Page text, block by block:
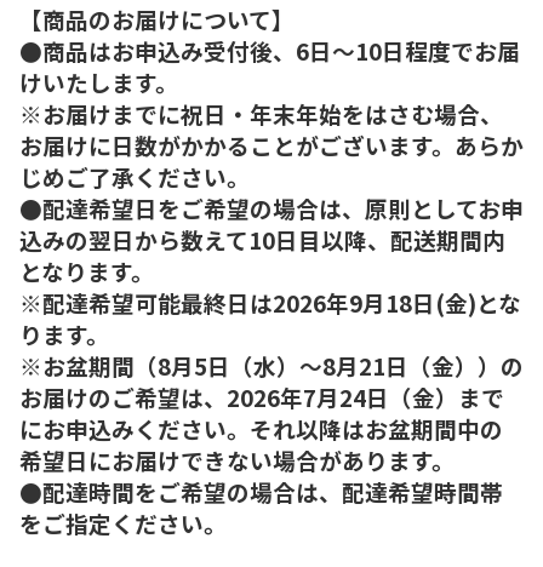
【商品のお届けについて】
●商品はお申込み受付後、6日～10日程度でお届
けいたします。
※お届けまでに祝日・年末年始をはさむ場合、
お届けに日数がかかることがございます。あらか
じめご了承ください。
●配達希望日をご希望の場合は、原則としてお申
込みの翌日から数えて10日目以降、配送期間内
となります。
※配達希望可能最終日は2026年9月18日(金)とな
ります。
※お盆期間（8月5日（水）～8月21日（金））の
お届けのご希望は、2026年7月24日（金）まで
にお申込みください。それ以降はお盆期間中の
希望日にお届けできない場合があります。
●配達時間をご希望の場合は、配達希望時間帯
をご指定ください。